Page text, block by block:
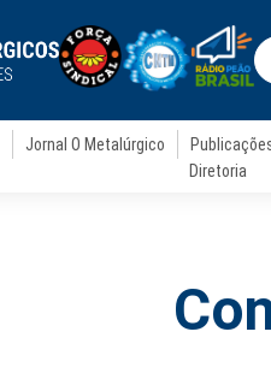
Jornal O Metalúrgico
Diretoria